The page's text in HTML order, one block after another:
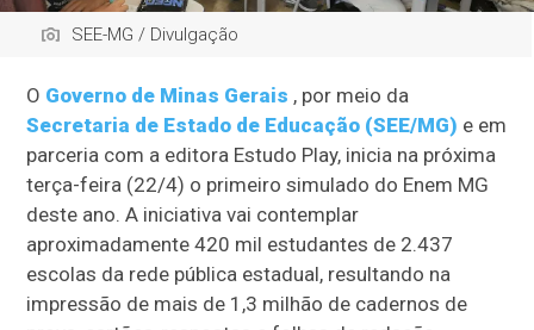
SEE-MG / Divulgação
O Governo de Minas Gerais , por meio da
Secretaria de Estado de Educação (SEE/MG) e em
parceria com a editora Estudo Play, inicia na próxima
terça-feira (22/4) o primeiro simulado do Enem MG
deste ano. A iniciativa vai contemplar
aproximadamente 420 mil estudantes de 2.437
escolas da rede pública estadual, resultando na
impressão de mais de 1,3 milhão de cadernos de